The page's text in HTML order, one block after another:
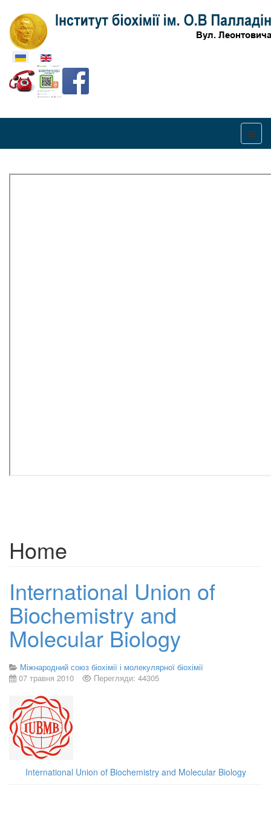
Оберіть свою мову
Home
International Union of
Biochemistry and
Molecular Biology
Міжнародний союз біохімії і молекулярної біохімії
07 травня 2010
Перегляди: 44305
International Union of Biochemistry and Molecular Biology